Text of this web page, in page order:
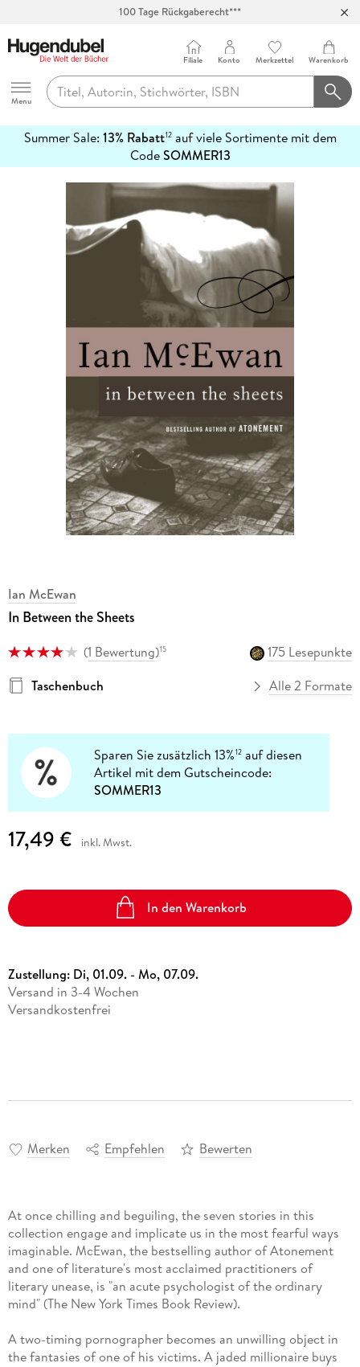
100 Tage Rückgaberecht***
Hugendubel
Menu
Filiale Konto Merkzettel Warenkorb
Summer Sale: 13% Rabatt12auf viele Sortimente mit dem
CodeSOMMER13
erfahren
Ian McEwan
In Between the Sheets
(1 Bewertung)15
175 Lesepunkte
Taschenbuch
Alle 2 Formate
Sparen Sie zusätzlich 13%12 auf diesen
Artikel mit dem Gutscheincode:
SOMMER13
17,49 € inkl. Mwst.
In den Warenkorb
Zustellung: Di, 01.09. - Mo, 07.09.
Versand in 3-4 Wochen
Versandkostenfrei
Merken Empfehlen Bewerten
At once chilling and beguiling, the seven stories in this
collection engage and implicate us in the most fearful ways
imaginable. McEwan, the bestselling author of Atonement
and one of literature's most acclaimed practitioners of
literary unease, is "an acute psychologist of the ordinary
mind" (The New York Times Book Review).
A two-timing pornographer becomes an unwilling object in
the fantasies of one of his victims. A jaded millionaire buys